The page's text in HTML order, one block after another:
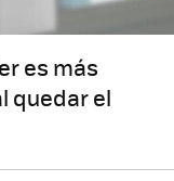
es más
quedar el